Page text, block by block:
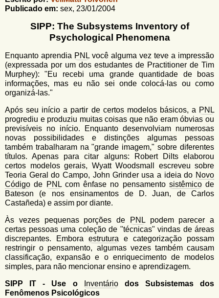
i
o
d
e
b
u
s
c
a
n
f
i
n
h
o
Publicado em: sex, 23/01/2004
SIPP: The Subsystems Inventory of
Psychological Phenomena
Enquanto aprendia PNL você alguma vez teve a impressão
(expressada por um dos estudantes de Practitioner de Tim
Murphey): "Eu recebi uma grande quantidade de boas
informações, mas eu não sei onde colocá-las ou como
organizá-las."
Após seu início a partir de certos modelos básicos, a PNL
progrediu e produziu muitas coisas que não eram óbvias ou
previsíveis no início. Enquanto desenvolviam numerosas
novas possibilidades e distinções algumas pessoas
também trabalharam na "grande imagem," sobre diferentes
títulos. Apenas para citar alguns: Robert Dilts elaborou
certos modelos gerais, Wyatt Woodsmall escreveu sobre
Teoria Geral do Campo, John Grinder usa a ideia do Novo
Código de PNLcom ênfase no pensamento sistêmicode
Bateson (e nos ensinamentos de D. Juan, de Carlos
Castañeda) e assim por diante.
Às vezes pequenas porções de PNLpodem parecer a
certas pessoas uma coleção de "técnicas" vindas de áreas
discrepantes. Embora estrutura e categorização possam
restringir o pensamento, algumas vezes também causam
classificação, expansão e o enriquecimento de modelos
simples, para não mencionar ensino e aprendizagem.
SIPP IT - Use o Inventáriodos Subsistemas dos
Fenômenos Psicológicos